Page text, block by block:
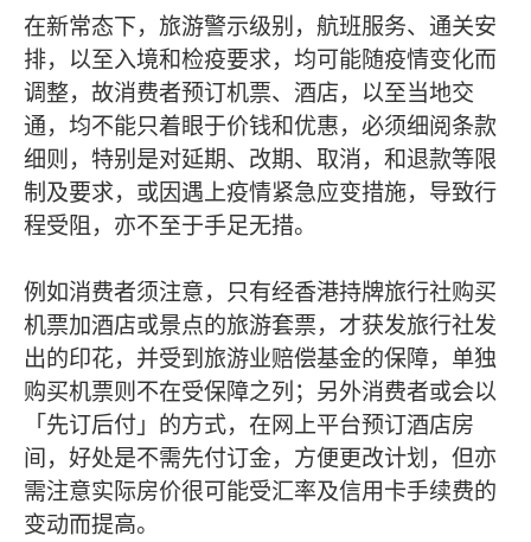
在新常态下，旅游警示级别，航班服务、通关安
排，以至入境和检疫要求，均可能随疫情变化而
调整，故消费者预订机票、酒店，以至当地交
通，均不能只着眼于价钱和优惠，必须细阅条款
细则，特别是对延期、改期、取消，和退款等限
制及要求，或因遇上疫情紧急应变措施，导致行
程受阻，亦不至于手足无措。
例如消费者须注意，只有经香港持牌旅行社购买
机票加酒店或景点的旅游套票，才获发旅行社发
出的印花，并受到旅游业赔偿基金的保障，单独
购买机票则不在受保障之列；另外消费者或会以
「先订后付」的方式，在网上平台预订酒店房
间，好处是不需先付订金，方便更改计划，但亦
需注意实际房价很可能受汇率及信用卡手续费的
变动而提高。